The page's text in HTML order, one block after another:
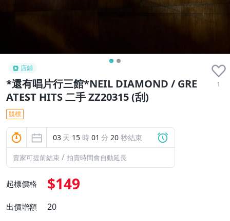
店鋪
*還有唱片行三館*NEIL DIAMOND / GRE
ATEST HITS 二手 ZZ20315 (刮)
1
競標
03 天 15 時 01 分 19 秒結束
賣家可提前結束 / 拍賣時間會自動延長
起標價格 $149
出價增額 20